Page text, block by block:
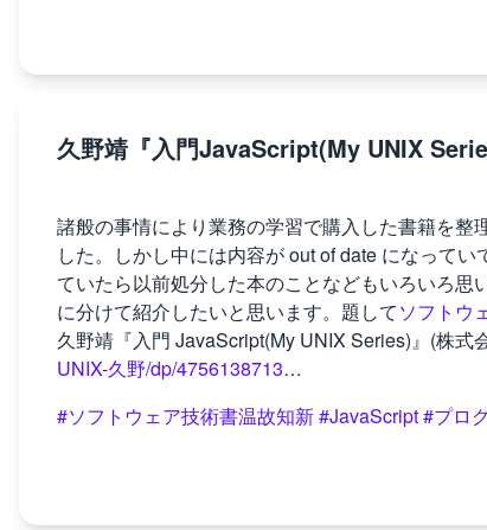
久野靖『入門JavaScript(My UNIX
諸般の事情により業務の学習で購入した書籍を整
した。しかし中には内容が out of date になって
ていたら以前処分した本のことなどもいろいろ
に分けて紹介したいと思います。題してソフトウ
久野靖『入門 JavaScript(My UNIX Series)』(株式
UNIX-久野/dp/4756138713…
#ソフトウェア技術書温故知新#JavaScript#プロ